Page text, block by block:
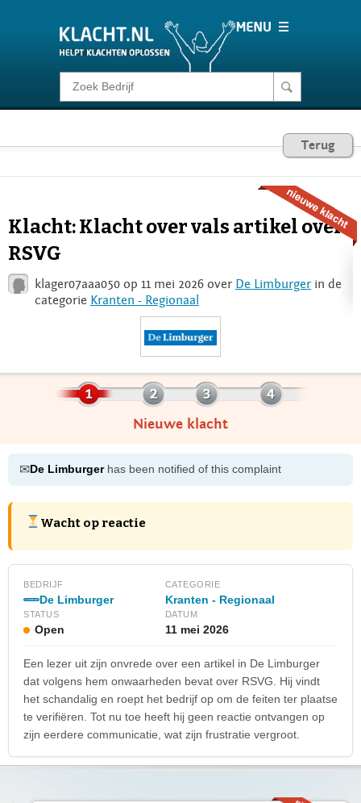
Klacht melden
Consumentenrecht
Login
Terug
Klacht: Klacht over vals artikel over
RSVG
klager07aaa050 op 11 mei 2026 over De Limburgerin de
categorie Kranten - Regionaal
Nieuwe klacht
✉De Limburgerhas been notified of this complaint
Wacht op reactie
BEDRIJF
De Limburger
CATEGORIE
Kranten - Regionaal
STATUS
Open
DATUM
11 mei 2026
Een lezer uit zijn onvrede over een artikel in De Limburger
dat volgens hem onwaarheden bevat over RSVG. Hij vindt
het schandalig en roept het bedrijf op om de feiten ter plaatse
te verifiëren. Tot nu toe heeft hij geen reactie ontvangen op
zijn eerdere communicatie, wat zijn frustratie vergroot.